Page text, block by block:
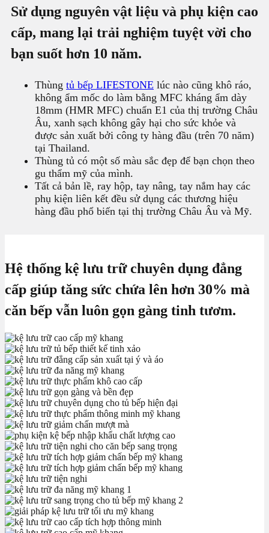
Sử dụng nguyên vật liệu và phụ kiện cao
cấp, mang lại trải nghiệm tuyệt vời cho
bạn suốt hơn 10 năm.
Thùng tủ bếp LIFESTONE lúc nào cũng khô ráo,
không ẩm mốc do làm bằng MFC kháng ẩm dày
18mm (HMR MFC) chuẩn E1 của thị trường Châu
Âu, xanh sạch không gây hại cho sức khỏe và
được sản xuất bởi công ty hàng đầu (trên 70 năm)
tại Thailand.
Thùng tủ có một số màu sắc đẹp để bạn chọn theo
gu thẩm mỹ của mình.
Tất cả bản lề, ray hộp, tay nâng, tay nắm hay các
phụ kiện liên kết đều sử dụng các thương hiệu
hàng đầu phổ biến tại thị trường Châu Âu và Mỹ.
Hệ thống kệ lưu trữ chuyên dụng đẳng
cấp giúp tăng sức chứa lên hơn 30% mà
căn bếp vẫn luôn gọn gàng tinh tươm.